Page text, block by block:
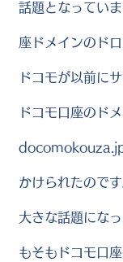
話題となってい
座ドメインのド
ドコモが以前に
ドコモ口座のド
かけられたので
大きな話題にな
もそもドコモ口